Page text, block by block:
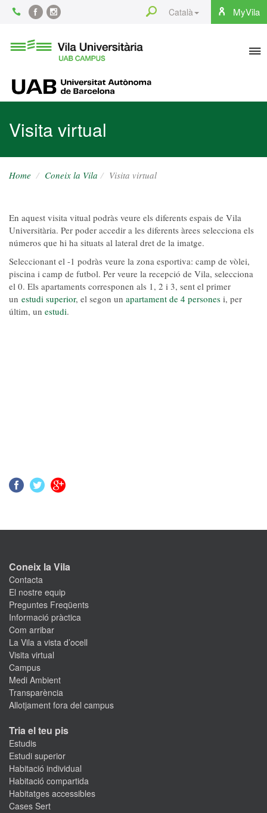
Content FacebookInstagram MyVila
Català
Search
Universitària
UAB
Visita virtual
Home Coneix la Vila Visita virtual
En aquest visita vitual podràs veure els diferents espais de Vila
Universitària. Per poder accedir a les diferents àrees selecciona els
números que hi ha situats al lateral dret de la imatge.
Seleccionant el -1 podràs veure la zona esportiva: camp de vòlei,
piscina i camp de futbol. Per veure la recepció de Vila, selecciona
el 0. Els apartaments corresponen als 1, 2 i 3, sent el primer
un estudi superior, el segon un apartament de 4 persones i, per
últim, un estudi.
Coneix la Vila
Contacta
El nostre equip
Preguntes Freqüents
Informació pràctica
Com arribar
La Vila a vista d’ocell
Visita virtual
Campus
Medi Ambient
Transparència
Allotjament fora del campus
Tria el teu pis
Estudis
Estudi superior
Habitació individual
Habitació compartida
Habitatges accessibles
Cases Sert